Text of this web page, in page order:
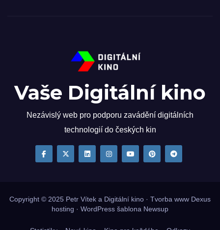
Vaše Digitální kino
Nezávislý web pro podporu zavádění digitálních
technologií do českých kin
Copyright © 2025 Petr Vítek a Digitální kino · Tvorba www Dexus
hosting · WordPress šablona Newsup